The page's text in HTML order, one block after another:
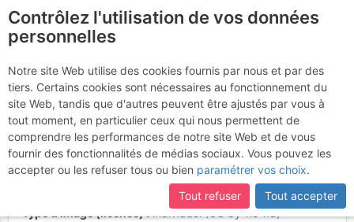
Tsa de l' Ano, point
3000
Activités
Date/heure
individuel (CC by-nc-nd)
Contrôlez l'utilisation de vos données
personnelles
Notre site Web utilise des cookies fournis par nous et par des
tiers. Certains cookies sont nécessaires au fonctionnement du
site Web, tandis que d'autres peuvent être ajustés par vous à
tout moment, en particulier ceux qui nous permettent de
comprendre les performances de notre site Web et de vous
fournir des fonctionnalités de médias sociaux. Vous pouvez les
accepter ou les refuser tous ou bien paramétrer vos choix.
Tout refuser
Tout accepter